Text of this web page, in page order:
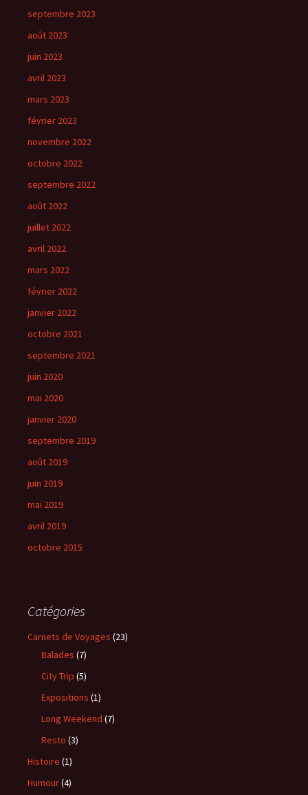
septembre 2023
août 2023
juin 2023
avril 2023
mars 2023
février 2023
novembre 2022
octobre 2022
septembre 2022
août 2022
juillet 2022
avril 2022
mars 2022
février 2022
janvier 2022
octobre 2021
septembre 2021
juin 2020
mai 2020
janvier 2020
septembre 2019
août 2019
juin 2019
mai 2019
avril 2019
octobre 2015
Catégories
Carnets de Voyages (23)
Balades (7)
City Trip (5)
Expositions (1)
Long Weekend (7)
Resto (3)
Histoire (1)
Humour(4)